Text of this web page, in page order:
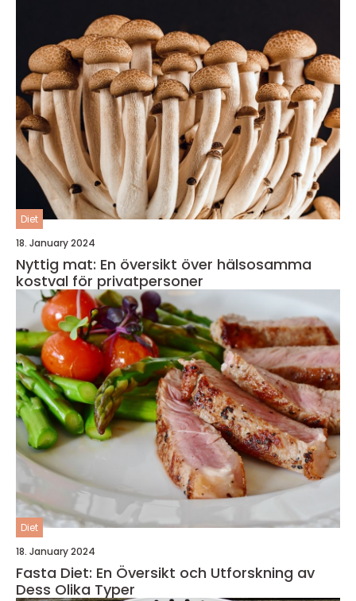
Diet
18. January 2024
Nyttig mat: En översikt över hälsosamma
kostval för privatpersoner
Diet
18. January 2024
Fasta Diet: En Översikt och Utforskning av
Dess Olika Typer